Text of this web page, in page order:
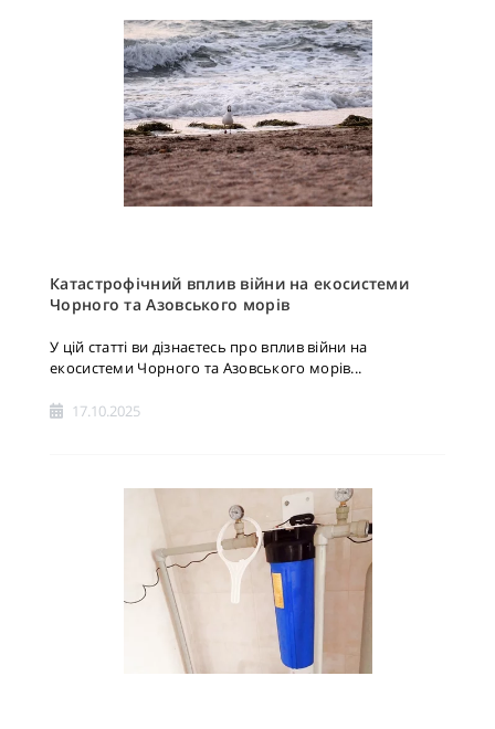
Катастрофічний вплив війни на екосистеми
Чорного та Азовського морів
У цій статті ви дізнаєтесь про вплив війни на
екосистеми Чорного та Азовського морів...
17.10.2025